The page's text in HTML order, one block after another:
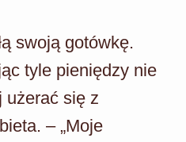
swoją gotówkę.
tyle pieniędzy nie
użerać się z
– „Moje